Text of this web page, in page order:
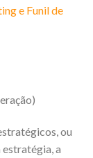
e Funil de
ou
a